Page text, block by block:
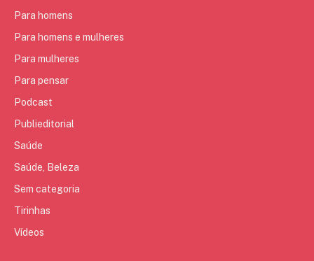
Para homens
Para homens e mulheres
Para mulheres
Para pensar
Podcast
Publieditorial
Saúde
Saúde, Beleza
Sem categoria
Tirinhas
Vídeos